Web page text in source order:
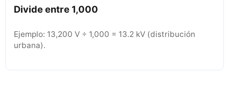
Divide entre 1,000
Ejemplo: 13,200 V ÷ 1,000 = 13.2 kV (distribución
urbana).